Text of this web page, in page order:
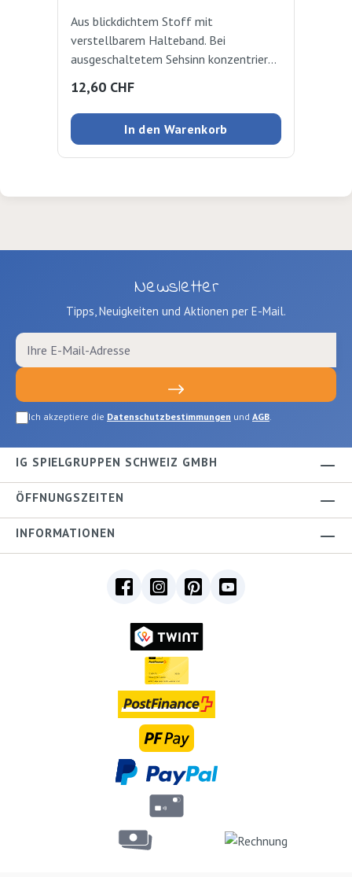
Aus blickdichtem Stoff mit
verstellbarem Halteband. Bei
ausgeschaltetem Sehsinn konzentrieren
sich die Kinder viel besser auf das
Spüren und Fühlen. Ideal zur
Sinnesförderung sowie Entspannung. In
den Farben Rot, Grün, Blau und Orange.
4 Stk.
Regulärer Preis:
12,60 CHF
In den Warenkorb
Newsletter
Tipps, Neuigkeiten und Aktionen per E-Mail.
Ich akzeptiere die Datenschutzbestimmungen und AGB.
IG SPIELGRUPPEN SCHWEIZ GMBH
ÖFFNUNGSZEITEN
INFORMATIONEN